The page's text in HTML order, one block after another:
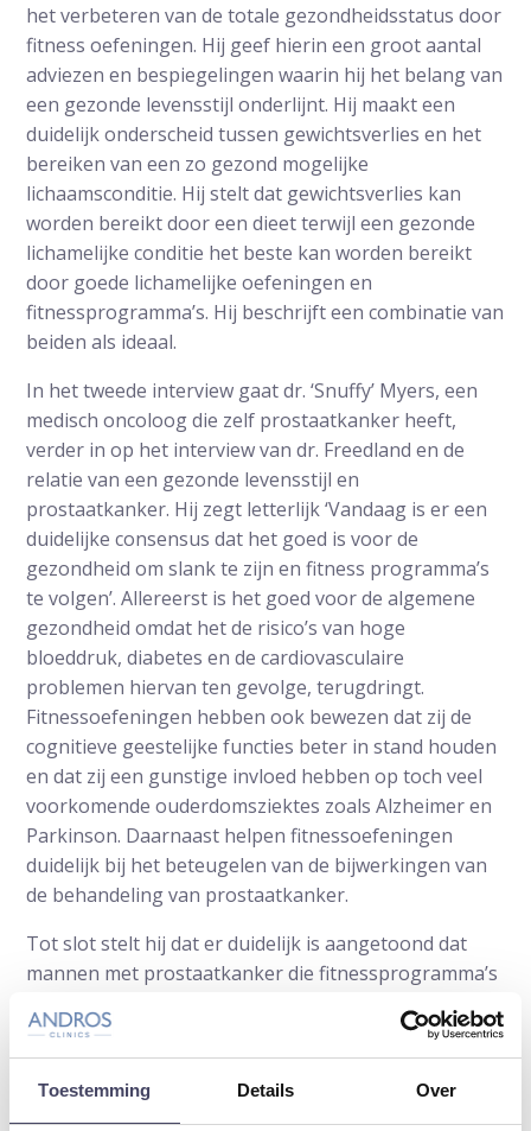
Toestemming Details Over
het verbeteren van de totale gezondheidsstatus door
fitness oefeningen. Hij geef hierin een groot aantal
adviezen en bespiegelingen waarin hij het belang van
een gezonde levensstijl onderlijnt. Hij maakt een
duidelijk onderscheid tussen gewichtsverlies en het
bereiken van een zo gezond mogelijke
lichaamsconditie. Hij stelt dat gewichtsverlies kan
worden bereikt door een dieet terwijl een gezonde
lichamelijke conditie het beste kan worden bereikt
door goede lichamelijke oefeningen en
fitnessprogramma’s. Hij beschrijft een combinatie van
beiden als ideaal.
In het tweede interview gaat dr. ‘Snuffy’ Myers, een
medisch oncoloog die zelf prostaatkanker heeft,
verder in op het interview van dr. Freedland en de
relatie van een gezonde levensstijl en
prostaatkanker. Hij zegt letterlijk ‘Vandaag is er een
duidelijke consensus dat het goed is voor de
gezondheid om slank te zijn en fitness programma’s
te volgen’. Allereerst is het goed voor de algemene
gezondheid omdat het de risico’s van hoge
bloeddruk, diabetes en de cardiovasculaire
problemen hiervan ten gevolge, terugdringt.
Fitnessoefeningen hebben ook bewezen dat zij de
cognitieve geestelijke functies beter in stand houden
en dat zij een gunstige invloed hebben op toch veel
voorkomende ouderdomsziektes zoals Alzheimer en
Parkinson. Daarnaast helpen fitnessoefeningen
duidelijk bij het beteugelen van de bijwerkingen van
de behandeling van prostaatkanker.
Tot slot stelt hij dat er duidelijk is aangetoond dat
mannen met prostaatkanker die fitnessprogramma’s
prostaatkanker. Ook al is dit laatste eigenlijk niet
onomstotelijk bewezen door wetenschappelijk
onderzoek, er ligt zeker een grond van waarheid in.
Mannen met prostaatkanker in welke vorm en